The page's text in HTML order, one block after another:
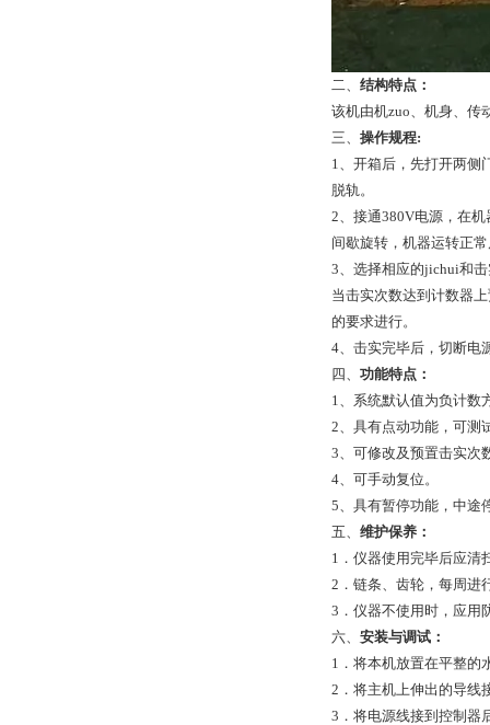
二、 结构特点：
该机由机zuo、机身、传
三、 操作规程:
1、开箱后，先打开两侧
脱轨。
2、接通380V电源，在
间歇旋转，机器运转正
3、选择相应的jichui和
当击实次数达到计数器
的要求进行。
4、击实完毕后，切断电
四、 功能特点：
1、系统默认值为负计数
2、具有点动功能，可测
3、可修改及预置击实次
4、可手动复位。
5、具有暂停功能，中途
五、 维护保养：
1．仪器使用完毕后应清
2．链条、齿轮，每周进
3．仪器不使用时，应用
六、 安装与调试：
1．将本机放置在平整的
2．将主机上伸出的导线
3．将电源线接到控制器